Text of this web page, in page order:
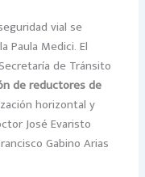
vial se
Paula Medici. El
de Tránsito
de reductores de
horizontal y
José Evaristo
Gabino Arias